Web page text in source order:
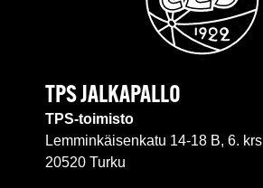
TPS JALKAPALLO
TPS-toimisto
Lemminkäisenkatu 14-18 B, 6. krs
20520 Turku